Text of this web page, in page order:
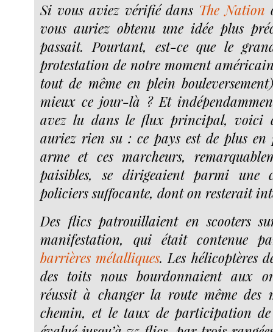
Si vous aviez vérifié dans The Nation
vous auriez obtenu une idée plus
passait. Pourtant, est-ce que le
protestation de notre moment
tout de même en plein
mieux ce jour-là ? Et
avez lu dans le flux principal, voici
auriez rien su : ce pays est de plus
arme et ces marcheurs,
paisibles, se dirigeaient parmi une
policiers suffocante, dont on resterait
Des flics patrouillaient en scooters
manifestation, qui était contenue
barrières métalliques. Les hélicoptères
des toits nous bourdonnaient aux
réussit à changer la route même des
chemin, et le taux de participation